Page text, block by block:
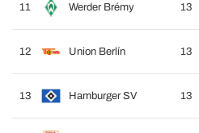
11 Werder Brémy 13
12 Union Berlín 13
13 Hamburger SV 13